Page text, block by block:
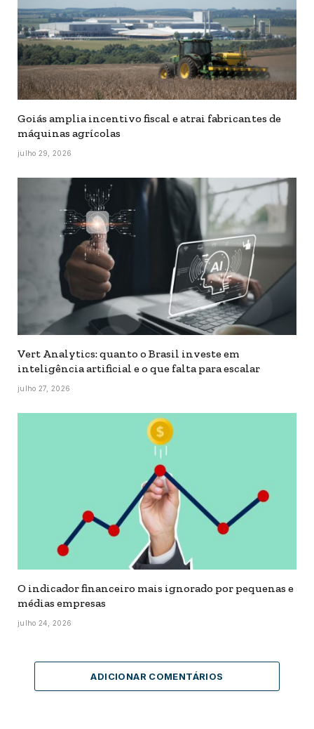
Goiás amplia incentivo fiscal e atrai fabricantes de
máquinas agrícolas
julho 29, 2026
Vert Analytics: quanto o Brasil investe em
inteligência artificial e o que falta para escalar
julho 27, 2026
O indicador financeiro mais ignorado por pequenas e
médias empresas
julho 24, 2026
ADICIONAR COMENTÁRIOS